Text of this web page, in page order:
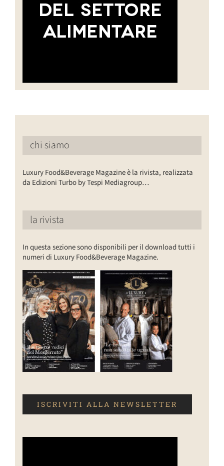
chi siamo
Luxury Food&Beverage Magazine è la rivista, realizzata
da Edizioni Turbo by Tespi Mediagroup…
la rivista
In questa sezione sono disponibili per il download tutti i
numeri di Luxury Food&Beverage Magazine.
ISCRIVITI ALLA NEWSLETTER